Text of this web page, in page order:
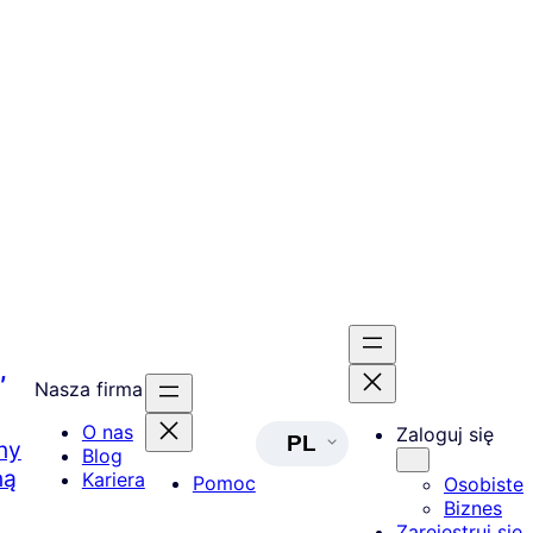
Nasza firma
O nas
Blog
Kariera
Pomoc
PL Zaloguj się
Osobiste
Biznes